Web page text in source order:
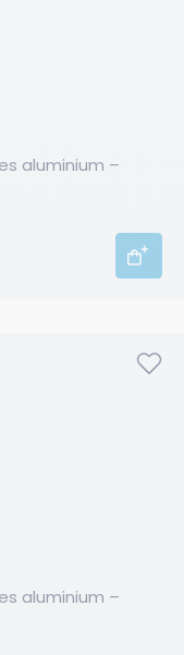
aluminium –
aluminium –